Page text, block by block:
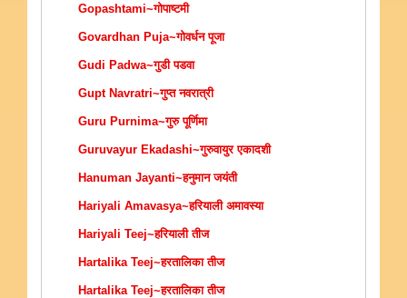
Gopashtami~गोपाष्टमी
Govardhan Puja~गोवर्धन पूजा
Gudi Padwa~गुडी पडवा
Gupt Navratri~गुप्त नवरात्री
Guru Purnima~गुरु पूर्णिमा
Guruvayur Ekadashi~गुरुवायुर एकादशी
Hanuman Jayanti~हनुमान जयंती
Hariyali Amavasya~हरियाली अमावस्या
Hariyali Teej~हरियाली तीज
Hartalika Teej~हरतालिका तीज
Hartalika Teej~हरतालिका तीज